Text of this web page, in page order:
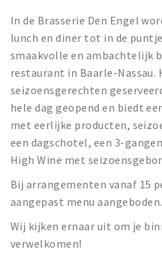
Winkels
Winkelgebieden
Parkeren
Bezienswaardigheden
Enclaves
Musea, theaters & podia
Fietsroutes
Natuurgebieden
In de Brasserie Den Engel
lunch en diner tot in de
smaakvolle en ambachtelijk
restaurant in Baarle-Nassau.
seizoensgerechten
hele dag geopend en biedt
met eerlijke producten,
een dagschotel, een 3-
High Wine met
Bij arrangementen vanaf 15
aangepast menu aangeboden.
Wij kijken ernaar uit om je
verwelkomen!